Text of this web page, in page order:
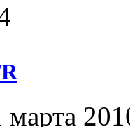
марта